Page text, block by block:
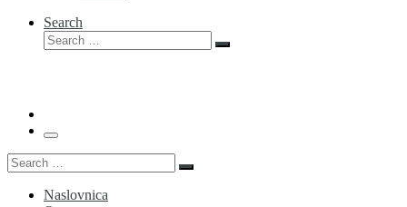
Search
Search
Search
Menu
Search
Search
Naslovnica